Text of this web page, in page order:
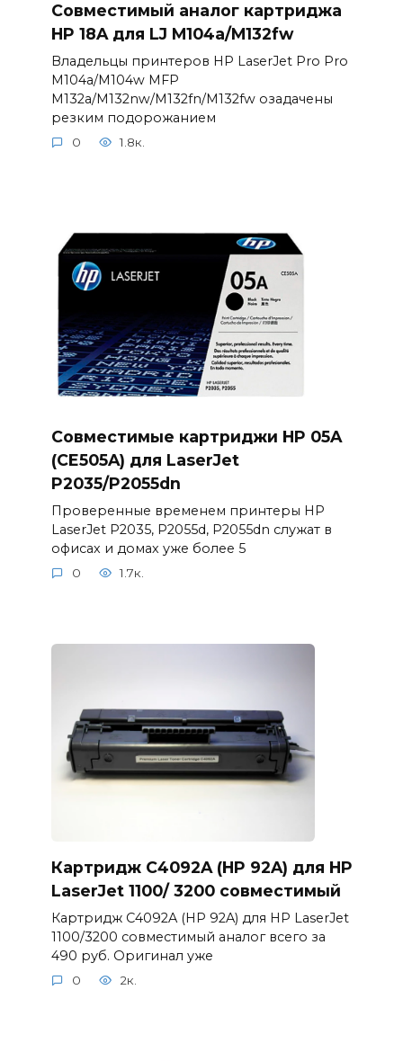
Совместимый аналог картриджа
HP 18A для LJ M104a/M132fw
Владельцы принтеров HP LaserJet Pro Pro
M104a/M104w MFP
M132a/M132nw/M132fn/M132fw озадачены
резким подорожанием
0 1.8к.
Совместимые картриджи HP 05A
(CE505A) для LaserJet
P2035/P2055dn
Проверенные временем принтеры HP
LaserJet P2035, P2055d, P2055dn служат в
офисах и домах уже более 5
0 1.7к.
Картридж C4092A (HP 92A) для HP
LaserJet 1100/ 3200 совместимый
Картридж C4092A (HP 92A) для HP LaserJet
1100/3200 совместимый аналог всего за
490 руб. Оригинал уже
0 2к.